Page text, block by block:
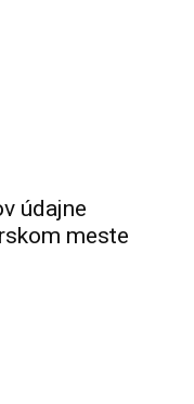
údajne
meste